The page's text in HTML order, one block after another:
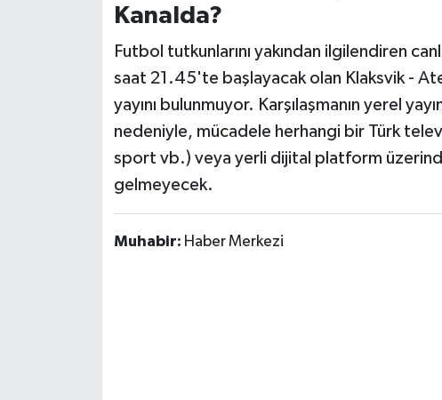
Kanalda?
Futbol tutkunlarını yakından ilgilendiren
saat 21.45'te başlayacak olan Klaksvik -
yayını bulunmuyor. Karşılaşmanın yerel
nedeniyle, mücadele herhangi bir Türk
sport vb.) veya yerli dijital platform
gelmeyecek.
Muhabir: Haber Merkezi
TEKNOLOJİ
VİZYONDAKİLER